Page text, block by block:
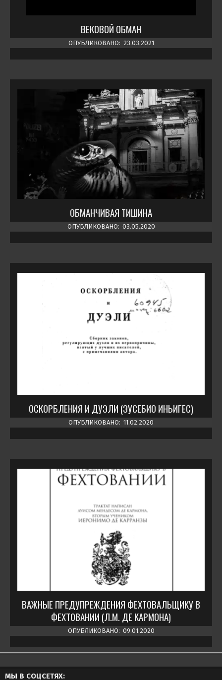
ВЕКОВОЙ ОБМАН
ОПУБЛИКОВАНО: 23.03.2021
ОБМАНЧИВАЯ ТИШИНА
ОПУБЛИКОВАНО: 03.05.2020
ОСКОРБЛЕНИЯ И ДУЭЛИ (ЭУСЕБИО ИНЬИГЕС)
ОПУБЛИКОВАНО: 11.02.2020
ВАЖНЫЕ ПРЕДУПРЕЖДЕНИЯ ФЕХТОВАЛЬЩИКУ В
ФЕХТОВАНИИ (Л.М. ДЕ КАРМОНА)
ОПУБЛИКОВАНО: 09.01.2020
МЫ В СОЦСЕТЯХ: